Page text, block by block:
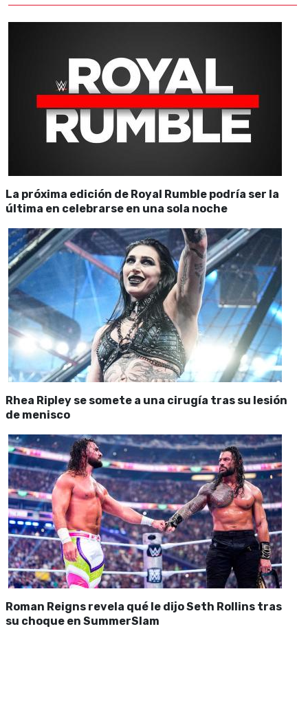
La próxima edición de Royal Rumble podría ser la
última en celebrarse en una sola noche
Rhea Ripley se somete a una cirugía tras su lesión
de menisco
Roman Reigns revela qué le dijo Seth Rollins tras
su choque en SummerSlam